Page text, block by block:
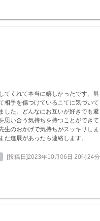
てくれて本当に嬉しかったです。男
相手を傷つけているこてに気づいて
した。どんなにお互いが好きでも避
思い合う気持ちを持つことができて
生のおかげで気持ちがスッキリしま
進展があったら連絡します。
[投稿日]2023年10月06日 20時24分